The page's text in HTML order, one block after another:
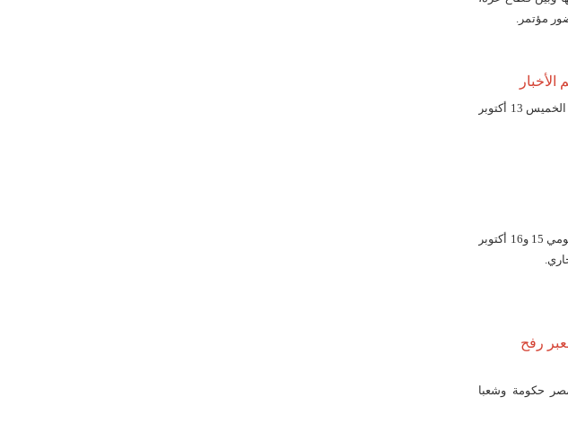
فيما يلي أبرز الأخبار والموضوعات المنشورة على أصوات مصرية اليوم الخميس 13 أكتوبر
وجه الرئيس عبد الفتاح السيسي، اليوم الخميس، بفتح معبر رفح البري يومي 15 و16 أكتوبر
رفح
حكومة وشعبا